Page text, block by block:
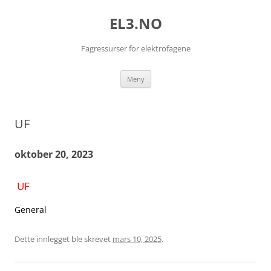
EL3.NO
Fagressurser for elektrofagene
Meny Hopp
innhold
UF
oktober 20, 2023
UF
General
Dette innlegget ble skrevet mars 10, 2025.